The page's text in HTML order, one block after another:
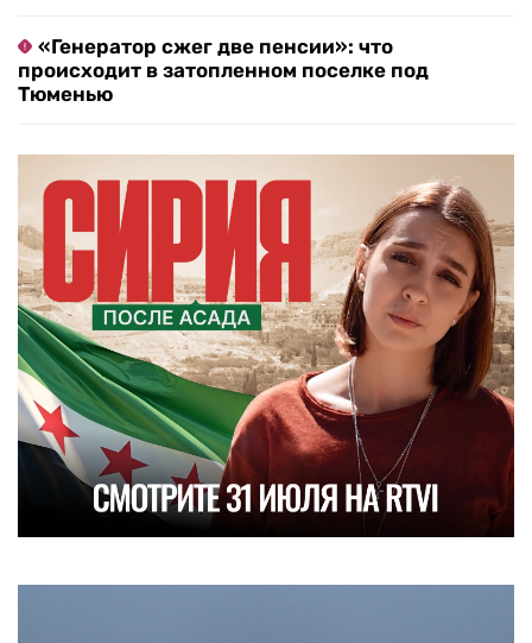
«Генератор сжег две пенсии»: что
происходит в затопленном поселке под
Тюменью